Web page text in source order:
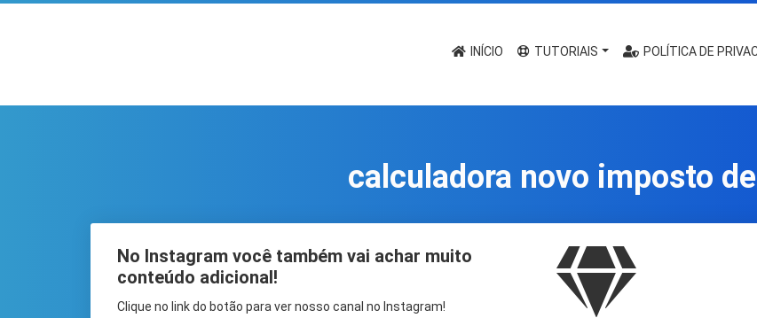
INÍCIO TUTORIAIS POLÍTICA DE
calculadora novo imposto
No Instagram você também vai achar muito
conteúdo adicional!
Clique no link do botão para ver nosso canal no Instagram!